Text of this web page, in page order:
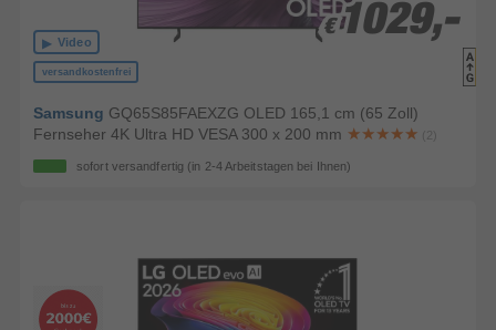
versandkostenfrei
Video
€ 1029,-
€ 1029,-
Samsung GQ65S85FAEXZG OLED 165,1 cm (65 Zoll)
Fernseher 4K Ultra HD VESA 300 x 200 mm
(2)
sofort versandfertig (in 2-4 Arbeitstagen bei Ihnen)